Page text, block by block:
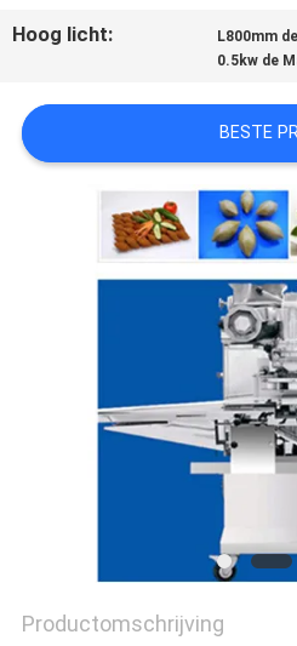
VRAAG
OFFERTE
PRIVACY
POLICY
Hoog licht: L800mm
0.5kw de
BESTE
Productomschrijving